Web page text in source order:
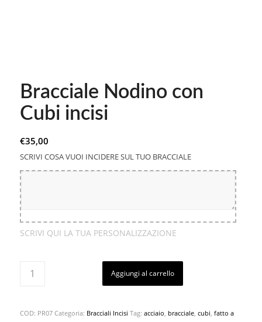
Bracciale Nodino con
Cubi incisi
€35,00
SCRIVI COSA VUOI INCIDERE SUL TUO BRACCIALE
SCRIVI QUI LA TUA PERSONALIZZAZIONE
Aggiungi al carrello
COD: PR07 Categoria: Bracciali Incisi Tag: acciaio bracciale, cubi fatto a